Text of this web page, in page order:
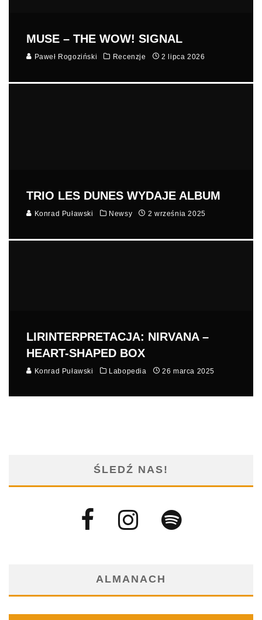
MUSE – THE WOW! SIGNAL
Paweł Rogoziński Recenzje 2 lipca 2026
TRIO LES DUNES WYDAJE ALBUM
Konrad Puławski Newsy 2 września 2025
LIRINTERPRETACJA: NIRVANA –
HEART-SHAPED BOX
Konrad Puławski Labopedia 26 marca 2025
ŚLEDŹ NAS!
ALMANACH